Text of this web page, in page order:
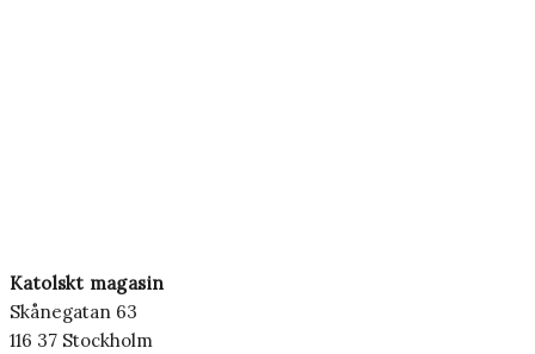
Katolskt magasin
Skånegatan 63
116 37 Stockholm